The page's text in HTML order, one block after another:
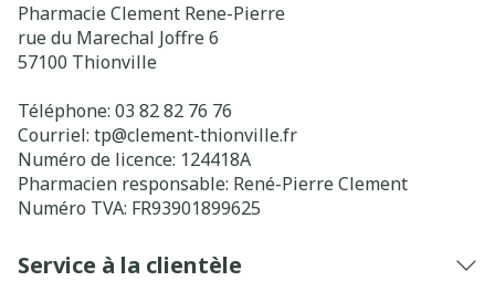
Pharmacie Clement Rene-Pierre
rue du Marechal Joffre 6
57100 Thionville
Téléphone: 03 82 82 76 76
Courriel: tp@clement-thionville.fr
Numéro de licence: 124418A
Pharmacien responsable: René-Pierre Clement
Numéro TVA: FR93901899625
Service à la clientèle